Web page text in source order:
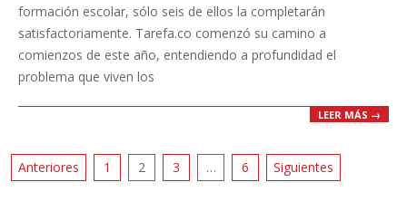
formación escolar, sólo seis de ellos la completarán
satisfactoriamente. Tarefa.co comenzó su camino a
comienzos de este año, entendiendo a profundidad el
problema que viven los
LEER MÁS →
Paginación
Anteriores 1 2 3 … 6 Siguientes